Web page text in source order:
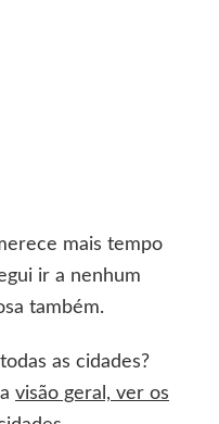
mais tempo
ir a nenhum
também.
as cidades?
visão geral, ver os